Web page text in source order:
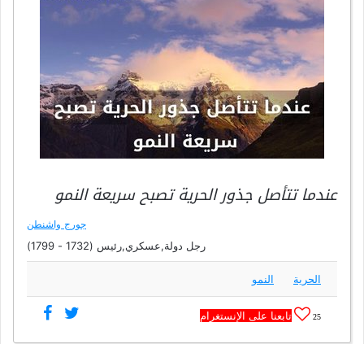
عندما تتأصل جذور الحرية تصبح سريعة النمو
جورج واشنطن
رجل دولة,عسكري,رئيس (1732 - 1799)
الحرية النمو
25 تابعنا على الإنستغرام